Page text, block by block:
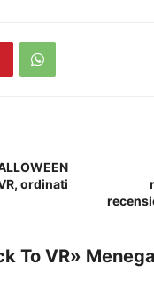
ordinati
To VR»